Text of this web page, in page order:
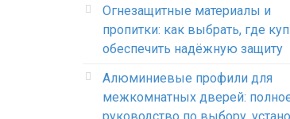
Огнезащитные материалы и
пропитки: как выбрать, где
обеспечить надёжную защиту
Алюминиевые профили для
межкомнатных дверей: